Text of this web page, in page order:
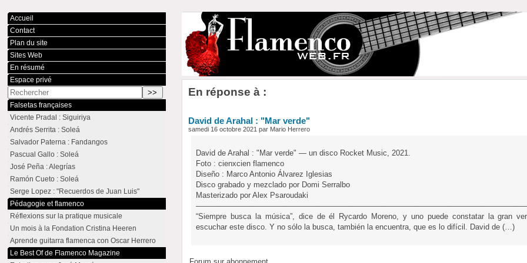
En réponse à :
David de Arahal : "Mar verde"
samedi 16 octobre 2021 par Mario Herrero
David de Arahal : "Mar verde" — un disco Rocket Music, 2021.
Foto : cienxcien flamenco
Diseño : Marco Antonio Álvarez Iglesias
Disco grabado y mezclado por Domi Serralbo
Masterizado por Alex Psaroudaki
“Siempre busca la música”, dice de él Rycardo Moreno, y uno puede constatar la gran
escuchar este disco. Y no sólo la busca, también la encuentra, que es lo difícil. David de (…)
Accueil
Contact
Plan du site
Sites Web
En résumé
Espace privé
Falsetas françaises
Vicente Pradal : Siguiriya
Andrés Serrita : Soleá
Salvador Paterna : Fandangos
Pascual Gallo : Soleá
José Peña : Alegrías
Ramón Cueto : Soleá
Serge Lopez : "Recuerdos de Juan Luis"
Pédagogie et flamenco
Réflexions sur la pratique musicale
Un mois à la Fondation Cristina Heeren
Aprende guitarra flamenca con Oscar Herrero
Le Best Of de Flamenco Magazine